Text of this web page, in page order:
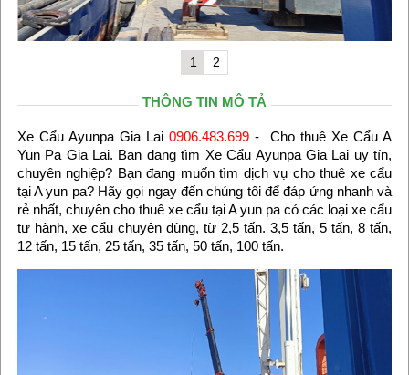
1 2
THÔNG TIN MÔ TẢ
Xe Cẩu Ayunpa Gia Lai 0906.483.699- Cho thuê Xe Cẩu A
Yun Pa Gia Lai. Bạn đang tìm Xe Cẩu Ayunpa Gia Lai uy tín,
chuyên nghiệp? Bạn đang muốn tìm dịch vụ cho thuê xe cẩu
tại A yun pa? Hãy gọi ngay đến chúng tôi để đáp ứng nhanh và
rẻ nhất, chuyên cho thuê xe cẩu tại A yun pa có các loại xe cẩu
tự hành, xe cẩu chuyên dùng, từ 2,5 tấn. 3,5 tấn, 5 tấn, 8 tấn,
12 tấn, 15 tấn, 25 tấn, 35 tấn, 50 tấn, 100 tấn.